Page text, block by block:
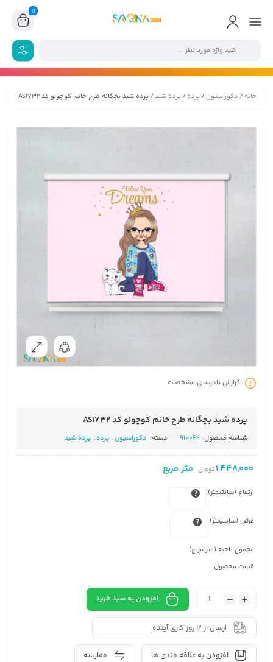
0
خانه/ دکوراسیون/پرده/پرده شید/ پرده شید بچگانه طرح خانم کوچولو کد AS1732
گزارش نادرستی مشخصات
پرده شید بچگانه طرح خانم کوچولو کد AS1732
شناسه محصول: 910062 دسته: دکوراسیون, پرده, پرده شید
1,448,000 تومان متر مربع
ارتفاع (سانتیمتر)
عرض (سانتیمتر)
مجموع ناحیه (متر مربع)
قیمت محصول
افزودن به سبد خرید
ارسال از 12 روز کاری آینده
مقایسه افزودن به علاقه مندی ها